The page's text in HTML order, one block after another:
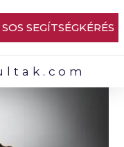
SOS SEGÍTSÉGKÉRÉS